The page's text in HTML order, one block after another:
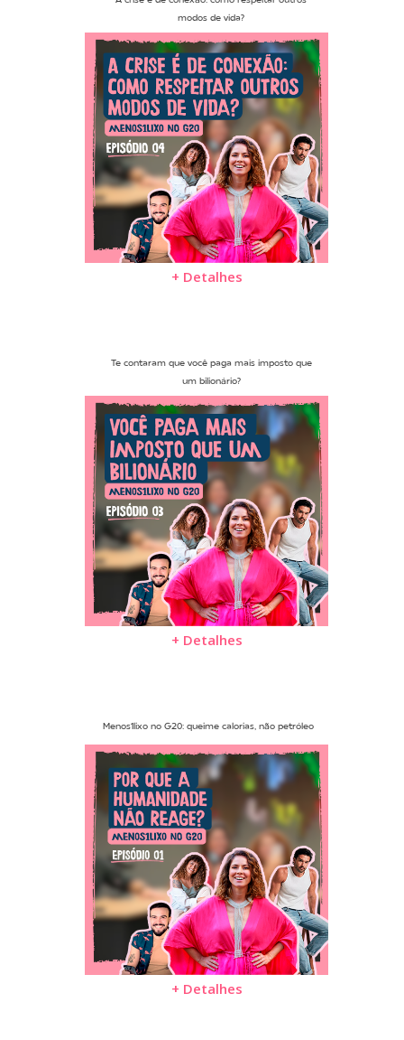
modos de vida?
+ Detalhes
Te contaram que você paga mais imposto que
um bilionário?
+ Detalhes
Menos1lixo no G20: queime calorias, não petróleo
+ Detalhes